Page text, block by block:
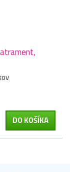
DO KOŠÍKA